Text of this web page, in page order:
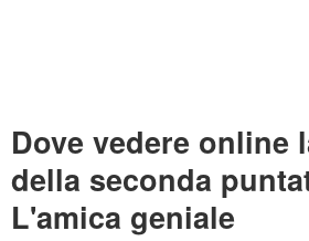
Dove vedere online
della seconda
L'amica geniale